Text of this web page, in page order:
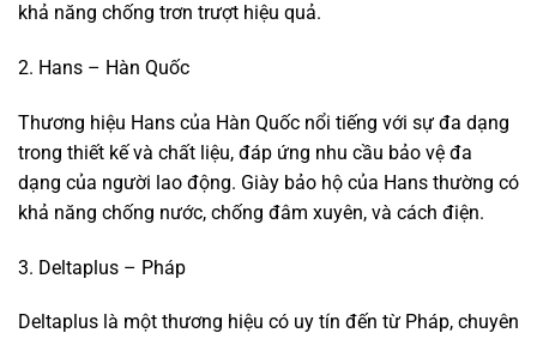
khả năng chống trơn trượt hiệu quả.
2. Hans – Hàn Quốc
Thương hiệu Hans của Hàn Quốc nổi tiếng với sự đa dạng
trong thiết kế và chất liệu, đáp ứng nhu cầu bảo vệ đa
dạng của người lao động. Giày bảo hộ của Hans thường có
khả năng chống nước, chống đâm xuyên, và cách điện.
3. Deltaplus – Pháp
Deltaplus là một thương hiệu có uy tín đến từ Pháp, chuyên